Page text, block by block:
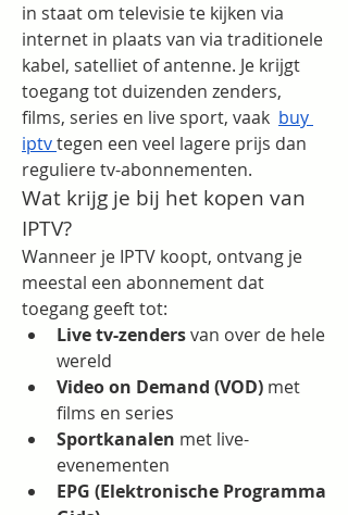
in staat om televisie te kijken via
internet in plaats van via traditionele
kabel, satelliet of antenne. Je krijgt
toegang tot duizenden zenders,
films, series en live sport, vaak buy
iptvtegen een veel lagere prijs dan
reguliere tv-abonnementen.
Wat krijg je bij het kopen van
IPTV?
Wanneer je IPTV koopt, ontvang je
meestal een abonnement dat
toegang geeft tot:
Live tv-zenders van over de hele
wereld
Video on Demand (VOD) met
films en series
Sportkanalen met live-
evenementen
EPG (Elektronische Programma